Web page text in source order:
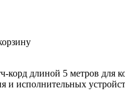
корд длиной 5 метров для
и исполнительных